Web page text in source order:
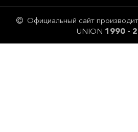
Официальный сайт
UNION 1990 -